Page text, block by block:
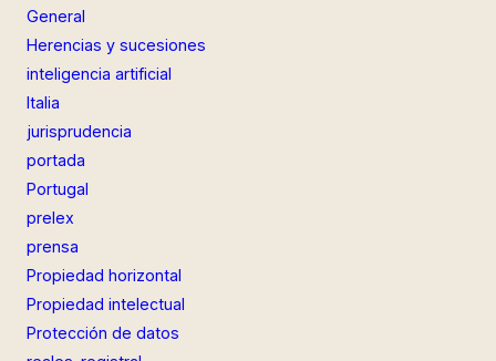
General
Herencias y sucesiones
inteligencia artificial
Italia
jurisprudencia
portada
Portugal
prelex
prensa
Propiedad horizontal
Propiedad intelectual
Protección de datos